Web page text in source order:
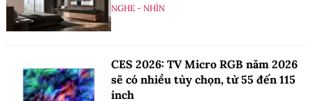
NGHE - NHÌN
CES 2026: TV Micro RGB năm 2026
sẽ có nhiều tùy chọn, từ 55 đến 115
inch